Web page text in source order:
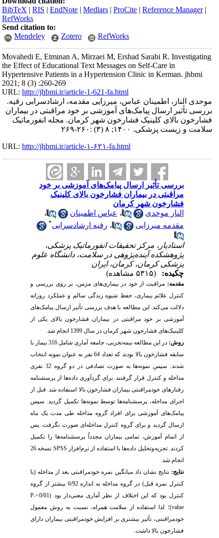
BibTeX |RIS |EndNote |Medlars |ProCite |Reference Manager
RefWorks
Send citation to:
Mendeley
Zotero RefWorks
Movahedi E, Etminan A, Mirzaei M, Ershad Sarabi R. Investigating
the Effect of Educational Text Messages on Self-Care in
Hypertensive Patients in a Hypertension Clinic in Kerman. jhbmi
2021; 8 (3) :260-269
URL:http://jhbmi.ir/article-1-621-fa.html
موحدی الناز، اطمینان عباس، میرزایی مقدمه، ارشادسرابی رقیه.
بررسی تأثیر ارسال پیامک‌های آموزشی بر خود مراقبتی در بیماران
فشارخون بالای کلینیک فشارخون شهر کرمان. مجله انفورماتیک
سلامت و زیست پزشکی. ۱۴۰۰; ۸ (۳) :۲۶۰-۲۶۹
URL:http://jhbmi.ir/article-۱-۶۲۱-fa.html
بررسی تأثیر ارسال پیامک‌های آموزشی بر خود
مراقبتی در بیماران فشارخون بالای کلینیک
فشارخون شهر کرمان
الناز موحدی
،عباس اطمینان
،
مقدمه میرزایی
،رقیه ارشادسرابی
استادیار، مرکز تحقیقات انفورماتیک پزشکی،
پژوهشکده آینده‌پژوهی در سلامت، دانشگاه علوم
پزشکی کرمان، کرمان، ایران
چکیده:
مقدمه:مراقبت از خود در بیماری‌های مزمن، بر روی بررسی و
کنترل علائم بیماری، حفظ شیوه زندگی سالم و عملکرد روزانه
دلالت می‌کند. این مطالعه با هدف بررسی تأثیر ارسال پیامک‌های
آموزشی بر خود مراقبتی در بیماران فشارخون بالای یکی از
کلینیک‌های فشارخون شهر کرمان در سال 1399 انجام شد.
روش:
در این مطالعه نیمه‌تجربی، جامعه آماری شامل 316 بیمار با
سابقه فشارخون بالا بودند که تعداد 64 نفر به عنوان نمونه انتخاب
شدند. سپس نمونه‌ها به صورت تصادفی در دو گروه 32 نفری
مداخله و کنترل قرار گرفتند. برای گردآوری داده‌ها از پرسشنامه
رفتارهای خودمراقبتی بیماران فشارخون بالا استفاده شد. قبل از
اجرای مداخله، پرسشنامه‌ها توسط نمونه‌ها تکمیل گردید. سپس
پیامک‌های آموزشی برای افراد گروه مداخله طی مدت یک ماه
ارسال گردید و برای گروه کنترل مداخله‌ای صورت نگرفت. پس
از اتمام آموزش، تمامی بیماران مجدداً پرسشنامه‌ها را تکمیل
کردند. تجزیه‌وتحلیل داده‌ها با استفاده از نرم‌افزار SPSS
نسخه 26
انجام شد.
نتایج:نتایج نشان داد میانگین نمره خودمراقبتی بعد از مداخله (با
کنترل نمره قبل) در گروه مداخله به اندازه 6/92 بیشتر از گروه
کنترل بود که این اختلاف از نظر آماری معنی‌دار بود (0/01>
P-
value)؛ لذا استفاده از سلامت همراه، نسبت به روش معمول
خودمراقبتی، تأثیر بیشتری بر افزایش خودمراقبتی بیماران دارای
فشارخون بالا داشت.